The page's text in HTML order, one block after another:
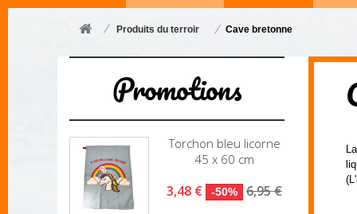
Produits du terroir Cave bretonne
Promotions
Torchon bleu licorne
45 x 60 cm
3,48 € -50% 6,95 €